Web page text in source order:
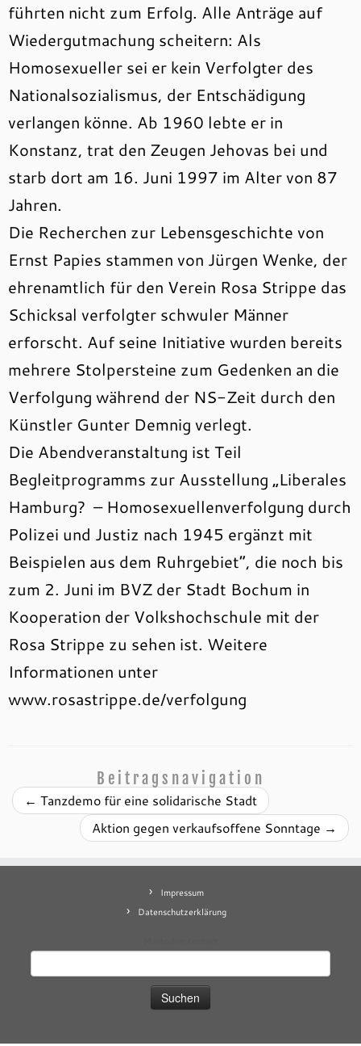
führten nicht zum Erfolg. Alle Anträge auf
Wiedergutmachung scheitern: Als
Homosexueller sei er kein Verfolgter des
Nationalsozialismus, der Entschädigung
verlangen könne. Ab 1960 lebte er in
Konstanz, trat den Zeugen Jehovas bei und
starb dort am 16. Juni 1997 im Alter von 87
Jahren.
Die Recherchen zur Lebensgeschichte von
Ernst Papies stammen von Jürgen Wenke, der
ehrenamtlich für den Verein Rosa Strippe das
Schicksal verfolgter schwuler Männer
erforscht. Auf seine Initiative wurden bereits
mehrere Stolpersteine zum Gedenken an die
Verfolgung während der NS-Zeit durch den
Künstler Gunter Demnig verlegt.
Die Abendveranstaltung ist Teil
Begleitprogramms zur Ausstellung „Liberales
Hamburg? – Homosexuellenverfolgung durch
Polizei und Justiz nach 1945 ergänzt mit
Beispielen aus dem Ruhrgebiet“, die noch bis
zum 2. Juni im BVZ der Stadt Bochum in
Kooperation der Volkshochschule mit der
Rosa Strippe zu sehen ist. Weitere
Informationen unter
www.rosastrippe.de/verfolgung
Beitragsnavigation
← Tanzdemo für eine solidarische Stadt
Aktion gegen verkaufsoffene Sonntage →
Impressum
Datenschutzerklärung